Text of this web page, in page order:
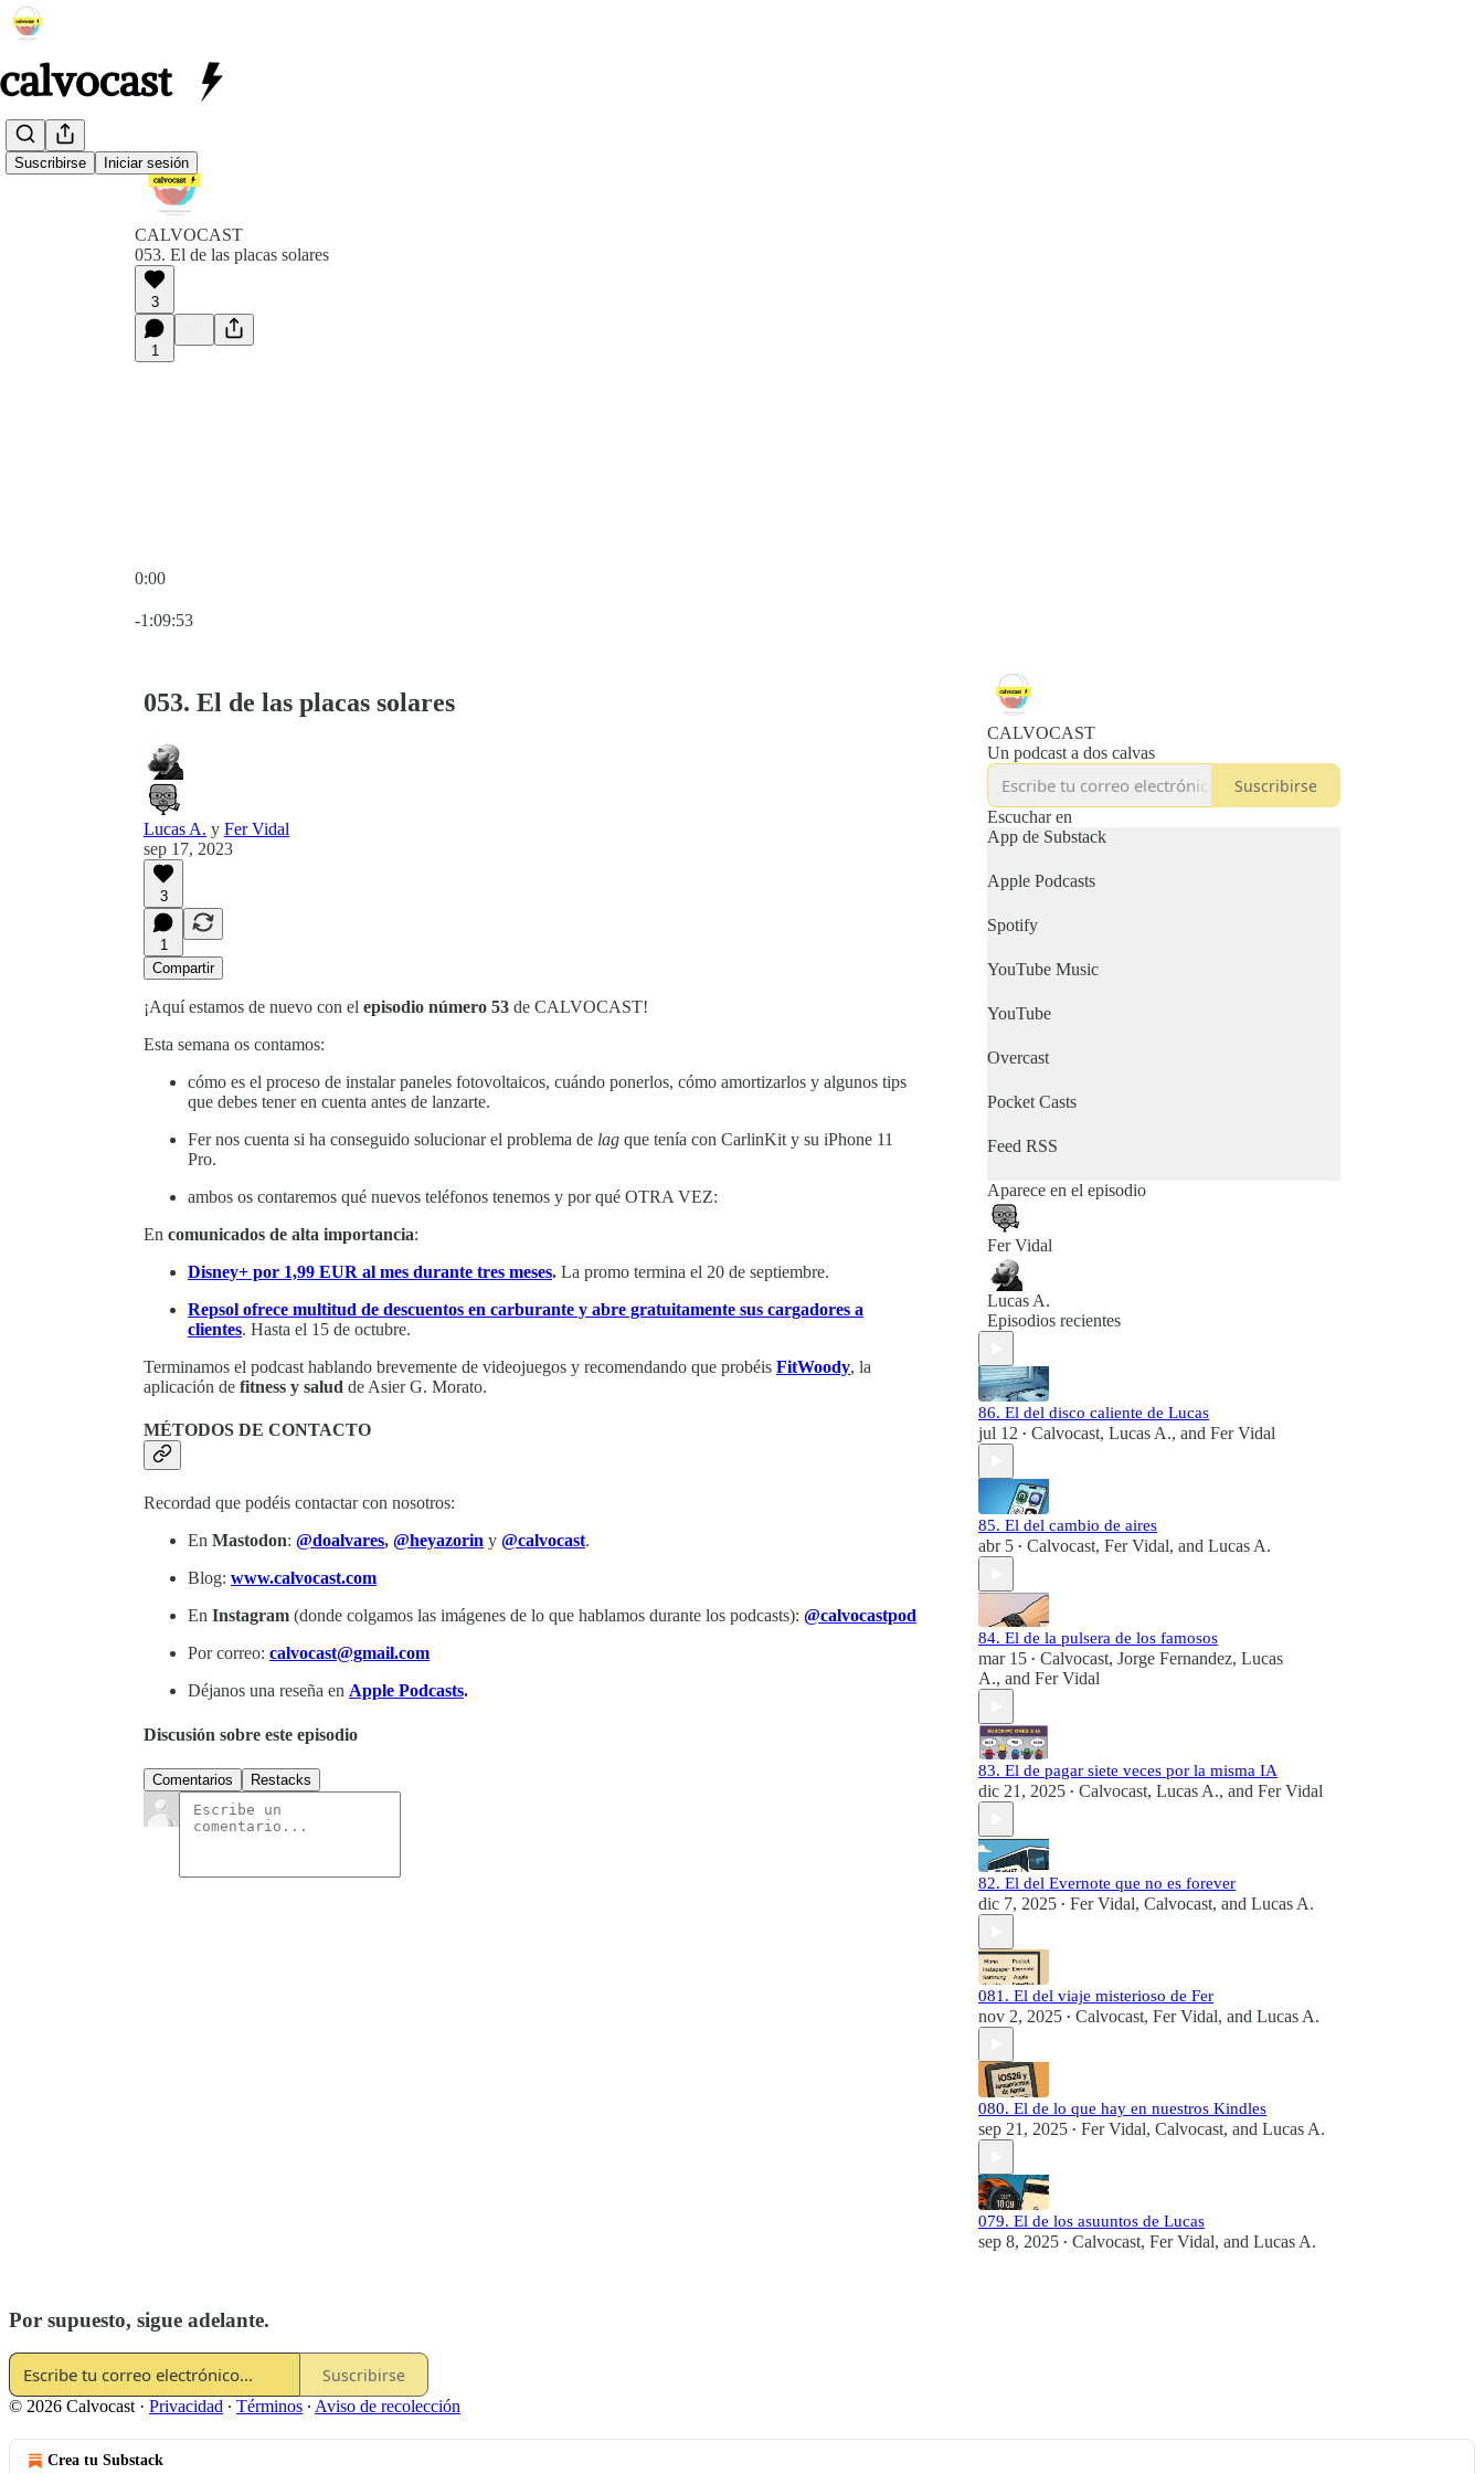
Suscribirse Iniciar sesión
CALVOCAST
053. El de las placas solares
3
1
0:00
-1:09:53
053. El de las placas solares
Lucas A. y Fer Vidal
sep 17, 2023
3
1
Compartir
¡Aquí estamos de nuevo con el episodio número 53 de CALVOCAST!
Esta semana os contamos:
cómo es el proceso de instalar paneles fotovoltaicos, cuándo ponerlos, cómo amortizarlos y algunos tips
que debes tener en cuenta antes de lanzarte.
Fer nos cuenta si ha conseguido solucionar el problema de lag que tenía con CarlinKit y su iPhone 11
Pro.
ambos os contaremos qué nuevos teléfonos tenemos y por qué OTRA VEZ:
En comunicados de alta importancia:
Disney+ por 1,99 EUR al mes durante tres meses. La promo termina el 20 de septiembre.
Repsol ofrece multitud de descuentos en carburante y abre gratuitamente sus cargadores a
clientes. Hasta el 15 de octubre.
Terminamos el podcast hablando brevemente de videojuegos y recomendando que probéis FitWoody, la
aplicación de fitness y salud de Asier G. Morato.
MÉTODOS DE CONTACTO
Recordad que podéis contactar con nosotros:
En Mastodon: @doalvares, @heyazorin y @calvocast.
Blog: www.calvocast.com
En Instagram (donde colgamos las imágenes de lo que hablamos durante los podcasts): @calvocastpod
Por correo: calvocast@gmail.com
Déjanos una reseña en Apple Podcasts.
Discusión sobre este episodio
Comentarios Restacks
CALVOCAST
Un podcast a dos calvas
Suscribirse
Escuchar en
App de Substack
Apple Podcasts
Spotify
YouTube Music
YouTube
Overcast
Pocket Casts
Feed RSS
Aparece en el episodio
Fer Vidal
Lucas A.
Episodios recientes
86. El del disco caliente de Lucas
jul 12 • Calvocast, Lucas A., and Fer Vidal
85. El del cambio de aires
abr 5 • Calvocast, Fer Vidal, and Lucas A.
84. El de la pulsera de los famosos
mar 15 • Calvocast, Jorge Fernandez, Lucas
A., and Fer Vidal
83. El de pagar siete veces por la misma IA
dic 21, 2025 • Calvocast, Lucas A., and Fer Vidal
82. El del Evernote que no es forever
dic 7, 2025 • Fer Vidal, Calvocast, and Lucas A.
081. El del viaje misterioso de Fer
nov 2, 2025 • Calvocast, Fer Vidal, and Lucas A.
080. El de lo que hay en nuestros Kindles
sep 21, 2025 • Fer Vidal, Calvocast, and Lucas A.
079. El de los asuuntos de Lucas
sep 8, 2025 • Calvocast, Fer Vidal, and Lucas A.
Por supuesto, sigue adelante.
Suscribirse
© 2026 Calvocast· Privacidad ∙ Términos ∙ Aviso de recolección
Crea tu Substack